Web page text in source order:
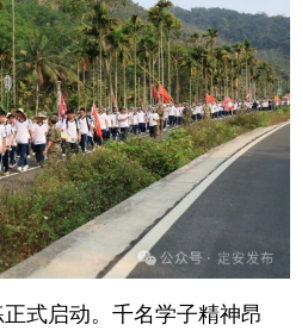
式启动。千名学子精神昂